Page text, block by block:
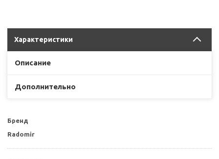
Характеристики
Описание
Дополнительно
Бренд
Radomir